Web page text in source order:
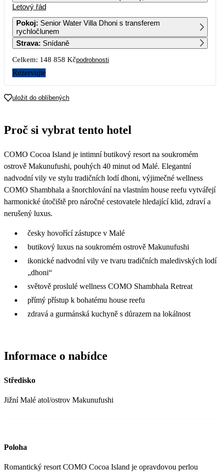
100 359 80 179 81 249 124 539 80 989
7
100 989
8
108 459
9 10 11 12 13
82 789
14
109 799
15 16
21
103 039
22
94 179
23 24 25 26 27
Letový řád
Pokoj: Senior Water Villa Dhoni s transferem
rychločlunem
Strava: Snídaně
Celkem: 148 858 Kčpodrobnosti
Rezervujte
uložit do oblíbených
Proč si vybrat tento hotel
COMO Cocoa Island je intimní butikový resort na soukromém
ostrově Makunufushi, pouhých 40 minut od Malé. Elegantní
nadvodní vily ve stylu tradičních lodí dhoni, výjimečné wellness
COMO Shambhala a šnorchlování na vlastním house reefu vytvářejí
harmonické útočiště pro náročné cestovatele hledající klid, zdraví a
nerušený luxus.
česky hovořící zástupce v Malé
butikový luxus na soukromém ostrově Makunufushi
ikonické nadvodní vily ve tvaru tradičních maledivských lodí
„dhoni“
světově proslulé wellness COMO Shambhala Retreat
přímý přístup k bohatému house reefu
zdravá a gurmánská kuchyně s důrazem na lokálnost
Informace o nabídce
Středisko
Jižní Malé atol/ostrov Makunufushi
Poloha
Romantický resort COMO Cocoa Island je opravdovou perlou